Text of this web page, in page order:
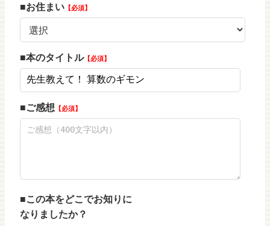
お住まい 必須
本のタイトル 必須
ご感想 必須
この本をどこでお知りに
なりましたか？